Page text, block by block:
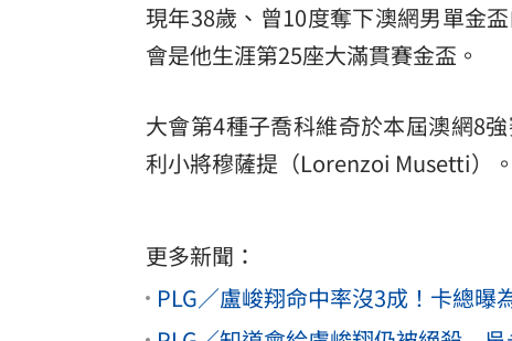
現年38歲、曾10度奪下澳網男單金
會是他生涯第25座大滿貫賽金盃。
大會第4種子喬科維奇於本屆澳網8
利小將穆薩提（Lorenzoi Musetti）。
更多新聞：
PLG／盧峻翔命中率沒3成！卡總